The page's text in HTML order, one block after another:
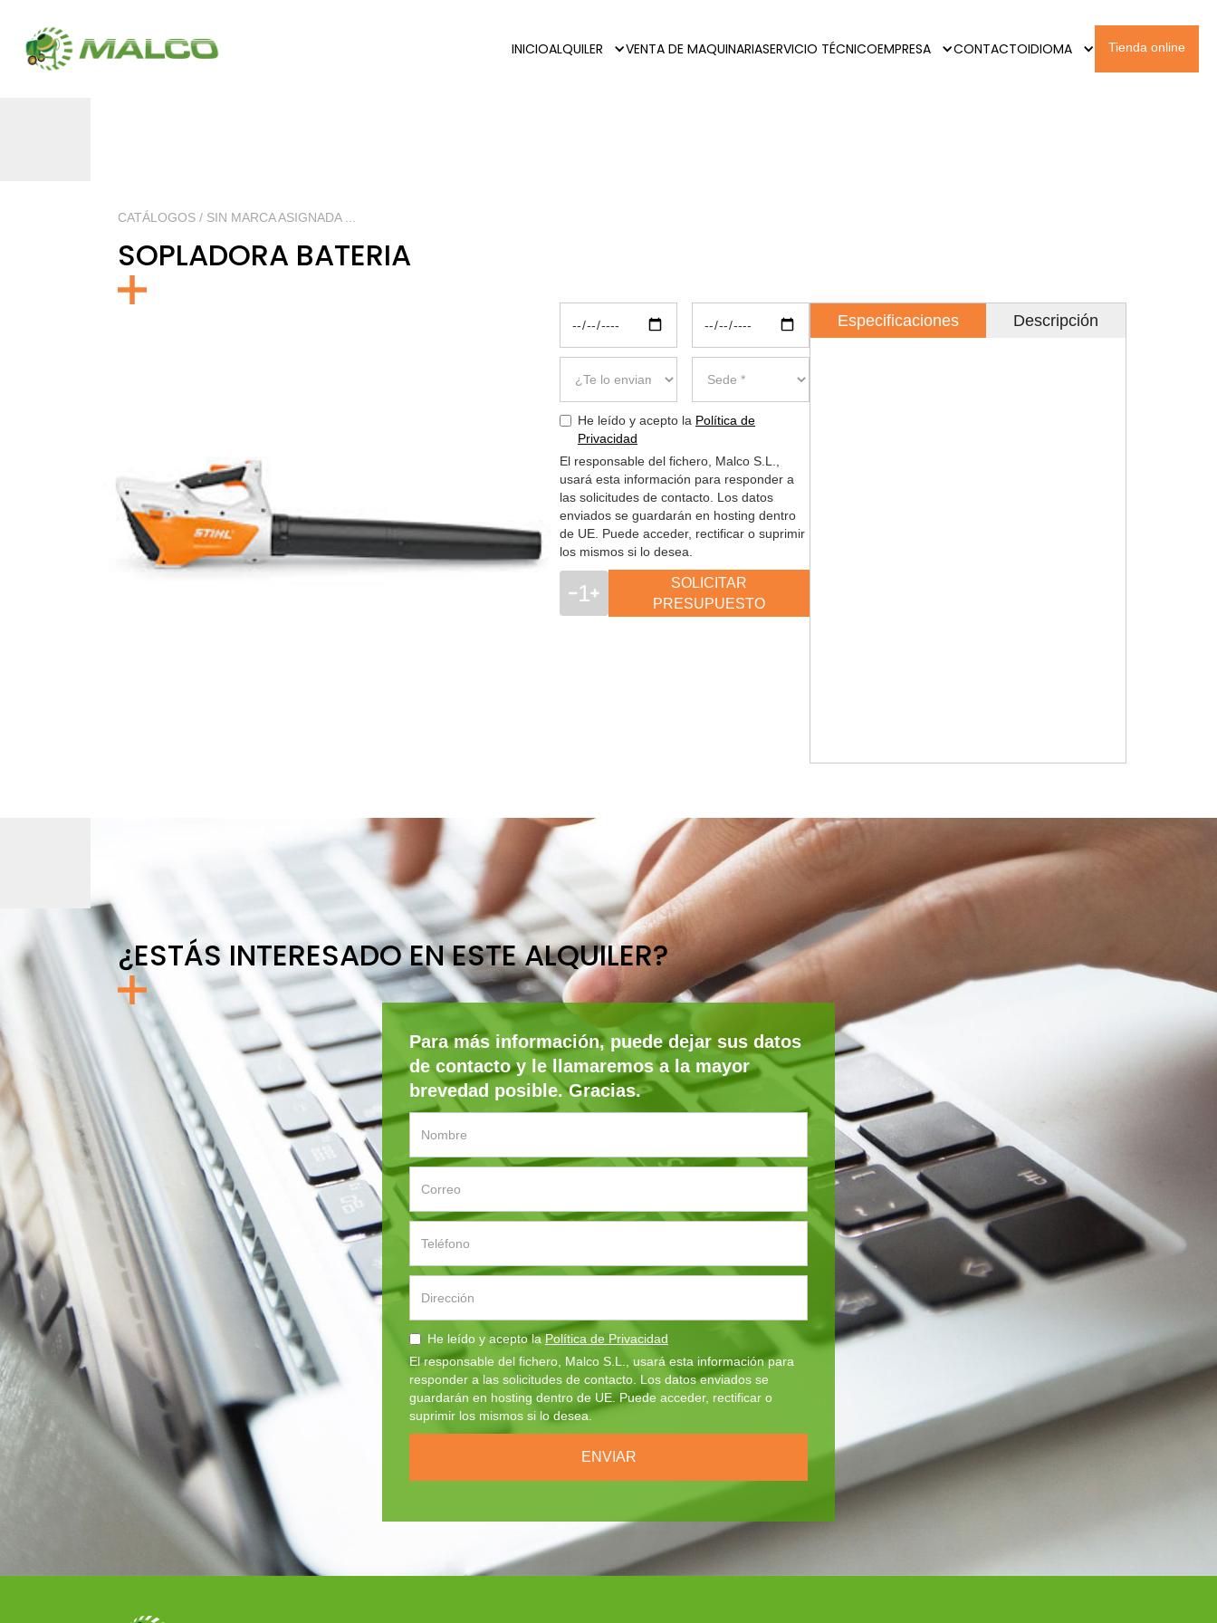
INICIOALQUILER VENTA DE MAQUINARIASERVICIO TÉCNICOEMPRESA CONTACTOIDIOMA Tienda online
CATÁLOGOS / SIN MARCA ASIGNADA ...
SOPLADORA BATERIA
He leído y acepto la Política de
Privacidad
El responsable del fichero, Malco S.L.,
usará esta información para responder a
las solicitudes de contacto. Los datos
enviados se guardarán en hosting dentro
de UE. Puede acceder, rectificar o suprimir
los mismos si lo desea.
1
SOLICITAR
PRESUPUESTO
Especificaciones Descripción
¿ESTÁS INTERESADO EN ESTE ALQUILER?
Para más información, puede dejar sus datos
de contacto y le llamaremos a la mayor
brevedad posible. Gracias.
He leído y acepto laPolítica de Privacidad
El responsable del fichero, Malco S.L., usará esta información para
responder a las solicitudes de contacto. Los datos enviados se
guardarán en hosting dentro de UE. Puede acceder, rectificar o
suprimir los mismos si lo desea.
ENVIAR